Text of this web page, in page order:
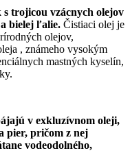
trojicou vzácnych olejov
bielej ľalie. Čistiaci olej je
olejov,
, známeho vysokým
mastných kyselín,
v exkluzívnom oleji,
pier, pričom z nej
vodeodolného,